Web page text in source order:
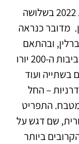
המסעדה היחידה אשר זכתה בשנת 2022 בשלושה
מדובר כנראה
ובהתאם
רמת המחירים שלה גבוהה מאוד, בסביבות ה-200 יורו
בשתייה ועוד
– החל
התפריט
שם דגש על
ביותר